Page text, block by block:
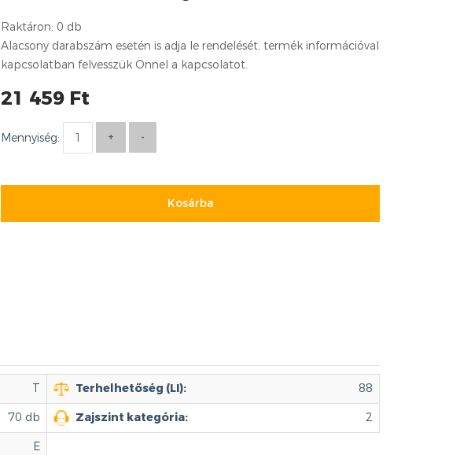
Raktáron: 0 db
Alacsony darabszám esetén is adja le rendelését, termék információval
kapcsolatban felvesszük Önnel a kapcsolatot.
21 459 Ft
Mennyiség:
Kosárba
T Terhelhetőség (LI):
88
70 db Zajszint kategória:
2
E